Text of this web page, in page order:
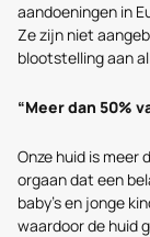
aandoeningen in
Ze zijn niet
blootstelling aan
“Meer dan 50%
Onze huid is meer
orgaan dat een
baby’s en jonge
waardoor de huid